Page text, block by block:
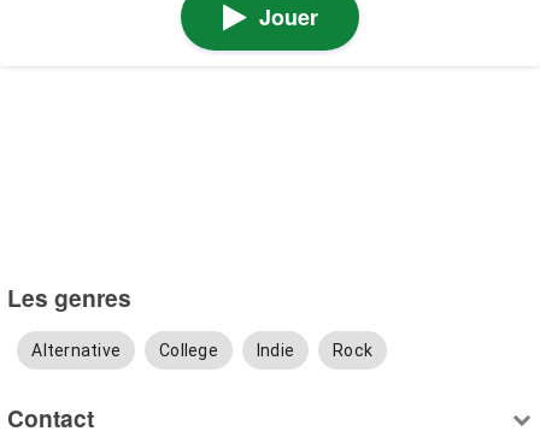
Jouer
Les genres
Alternative College Indie Rock
Contact